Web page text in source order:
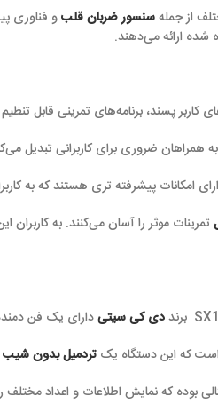
ضربان قلبو فناوری پیشرفته دیگر
تمرینی قابل تنظیم متناسب با
برای کاربرانی تبدیل می‌کنند که
تری هستند که به کاربران امکان
می‌کنند. به کاربران این امکان را
دارای یک فن دمنده میباشد و در
یکتردمیل بدون شیببوده و در آن از
مختلف را برعهده دارد. سرعت این مانیتور نیز